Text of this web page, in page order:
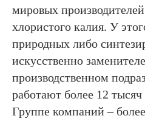
мировых
хлористого калия. У
природных либо
искусственно
производственном
работают более 12 тысяч
Группе компаний –